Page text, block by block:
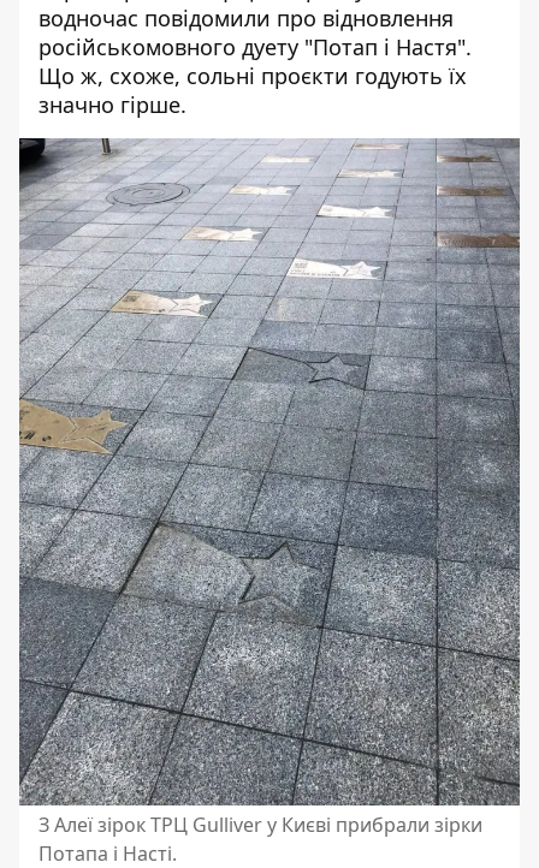
водночас повідомили про відновлення
російськомовного дуету "Потап і Настя".
Що ж, схоже, сольні проєкти годують їх
значно гірше.
З Алеї зірок ТРЦ Gulliver у Києві прибрали зірки
Потапа і Насті.